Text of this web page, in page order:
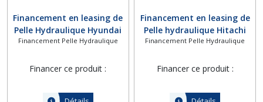
Financement en leasing de
Pelle Hydraulique Hyundai
HX180L
Financement Pelle Hydraulique
Financer ce produit :
Financement en leasing de
Pelle hydraulique Hitachi
ZX350LC-6
Financement Pelle Hydraulique
Financer ce produit :